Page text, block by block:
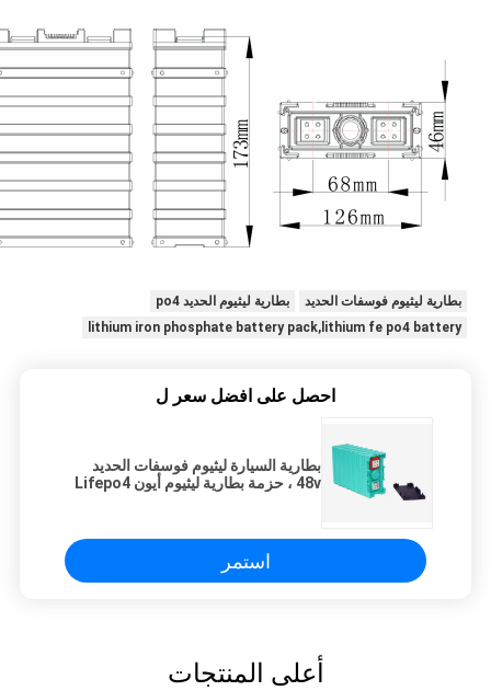
بطارية ليثيوم فوسفات الحديد
بطارية ليثيوم الحديد po4
lithium iron phosphate battery pack,lithium fe po4 battery
احصل على افضل سعر ل
بطارية السيارة ليثيوم فوسفات الحديد
48v ، حزمة بطارية ليثيوم أيون Lifepo4
استمر
أعلى المنتجات